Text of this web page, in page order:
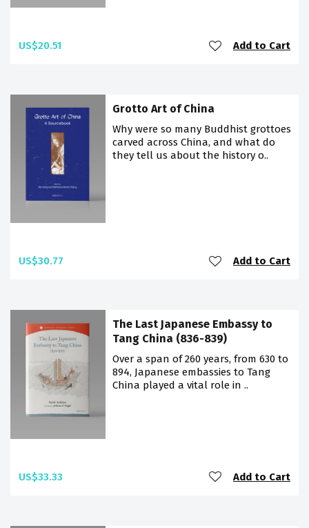
US$20.51 Add to Cart
Grotto Art of China
Why were so many Buddhist grottoes
carved across China, and what do
they tell us about the history o..
US$30.77 Add to Cart
The Last Japanese Embassy to
Tang China (836-839)
Over a span of 260 years, from 630 to
894, Japanese embassies to Tang
China played a vital role in ..
US$33.33 Add to Cart